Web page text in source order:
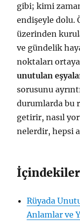
gibi; kimi
endişeyle dolu.
üzerinden
ve gündelik
noktaları
unutulan
sorusunu
durumlarda bu
getirir, nasıl
nelerdir, hepsi
İçindekiler
Rüyada
Anlamlar ve